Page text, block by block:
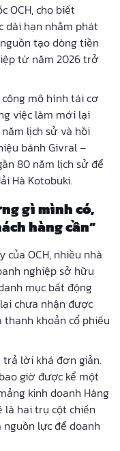
OCH, cho biết
dài hạn nhằm phát
tạo dòng tiền
từ năm 2026 trở
công mô hình tái cơ
việc làm mới lại
lịch sử và hồi
bánh Givral –
80 năm lịch sử để
Hà Kotobuki.
gì mình có,
hàng cần”
OCH, nhiều nhà
nghiệp sở hữu
mục bất động
chưa nhận được
khoản cổ phiếu
trả lời khá đơn giản.
giờ được kể một
kinh doanh Hàng
là hai trụ cột chiến
lực để doanh